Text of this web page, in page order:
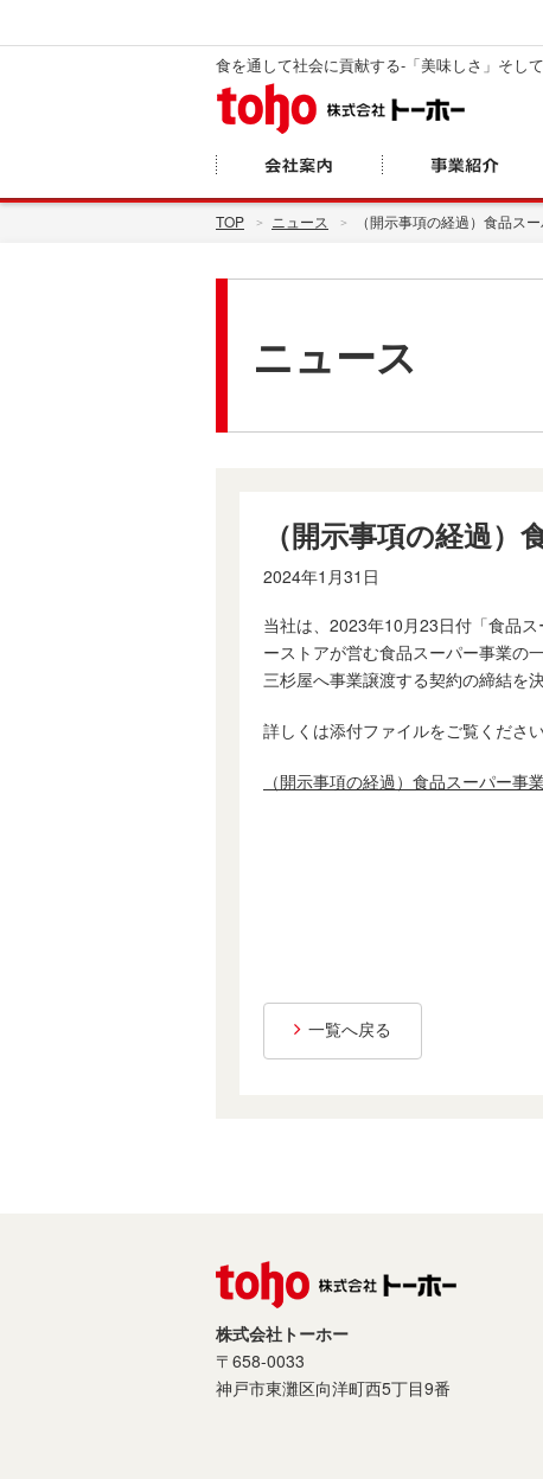
食を通して社会に貢献する-「美味しさ」そし
TOP ニュース （開示事項の経過）食品ス
ニュース
（開示事項の経過
2024年1月31日
当社は、2023年10月23日付「食品
ーストアが営む食品スーパー事業の
三杉屋へ事業譲渡する契約の締結を
詳しくは添付ファイルをご覧ください
（開示事項の経過）食品スーパー
一覧へ戻る
株式会社トーホー
〒658-0033
神戸市東灘区向洋町西5丁目9番